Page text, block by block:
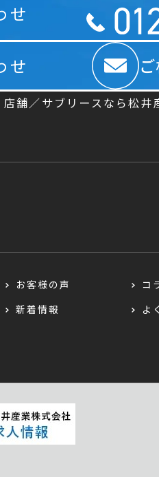
せ
せ
舗／サブリースなら松井
お客様の声
コ
新着情報
よ